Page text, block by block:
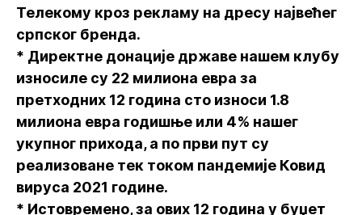
Телекому кроз рекламу на дресу највећег
српског бренда.
* Директне донације државе нашем клубу
износиле су 22 милиона евра за
претходних 12 година сто износи 1.8
милиона евра годишње или 4% нашег
укупног прихода, а по први пут су
реализоване тек током пандемије Ковид
вируса 2021 године.
* Истовремено, за ових 12 година у буџет